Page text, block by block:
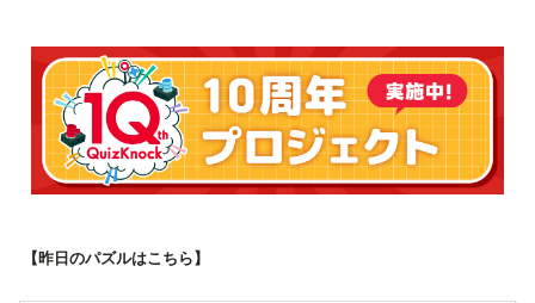
【昨日のパズルはこちら】